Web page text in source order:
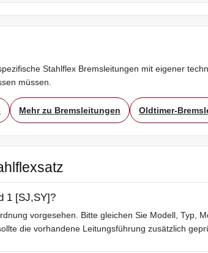
Stahlflex Bremsleitungen mit eigener
müssen.
Mehr zu Bremsleitungen Oldtimer-
1 [SJ,SY]?
vorgesehen. Bitte gleichen Sie Modell, Typ,
die vorhandene Leitungsführung zusätzlich